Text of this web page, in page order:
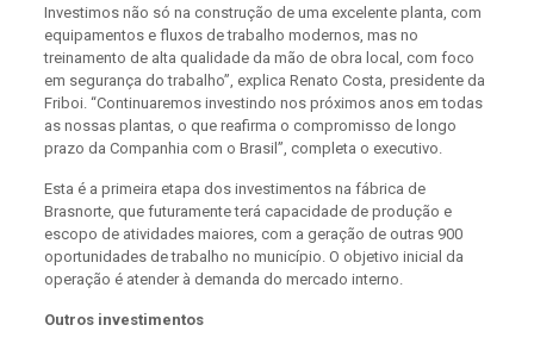
Investimos não só na construção de uma excelente planta, com
equipamentos e fluxos de trabalho modernos, mas no
treinamento de alta qualidade da mão de obra local, com foco
em segurança do trabalho”, explica Renato Costa, presidente da
Friboi. “Continuaremos investindo nos próximos anos em todas
as nossas plantas, o que reafirma o compromisso de longo
prazo da Companhia com o Brasil”, completa o executivo.
Esta é a primeira etapa dos investimentos na fábrica de
Brasnorte, que futuramente terá capacidade de produção e
escopo de atividades maiores, com a geração de outras 900
oportunidades de trabalho no município. O objetivo inicial da
operação é atender à demanda do mercado interno.
Outros investimentos